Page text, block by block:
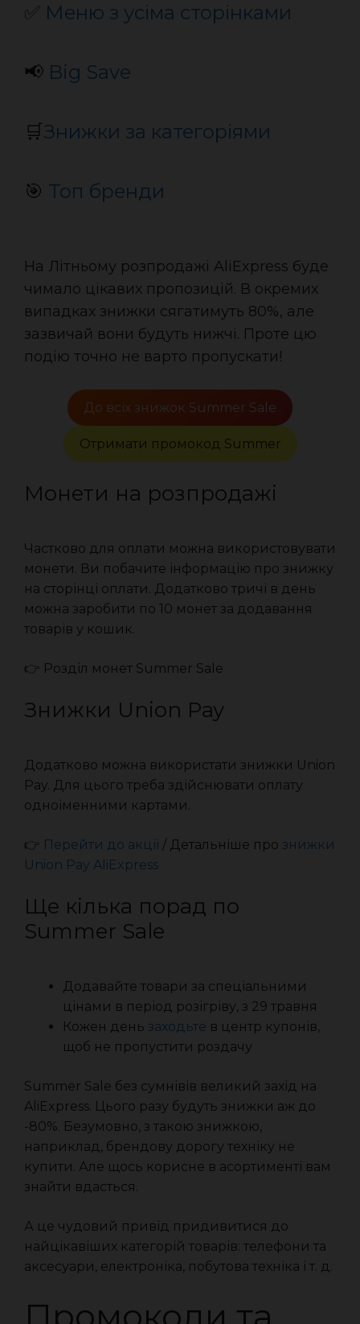
✅ Меню з усіма сторінками
📢 Big Save
🛒Знижки за категоріями
🎯 Топ бренди
На Літньому розпродажі AliExpress буде
чимало цікавих пропозицій. В окремих
випадках знижки сягатимуть 80%, але
зазвичай вони будуть нижчі. Проте цю
подію точно не варто пропускати!
До всіх знижок Summer Sale
Отримати промокод Summer
Монети на розпродажі
Частково для оплати можна використовувати
монети. Ви побачите інформацію про знижку
на сторінці оплати. Додатково тричі в день
можна заробити по 10 монет за додавання
товарів у кошик.
👉 Розділ монет Summer Sale
Знижки Union Pay
Додатково можна використати знижки Union
Pay. Для цього треба здійснювати оплату
одноіменними картами.
👉 Перейти до акції / Детальніше про знижки
Union Pay AliExpress
Ще кілька порад по
Summer Sale
Додавайте товари за спеціальними
цінами в період розігріву, з 29 травня
Кожен день заходьте в центр купонів,
щоб не пропустити роздачу
Summer Sale без сумнівів великий захід на
AliExpress. Цього разу будуть знижки аж до
-80%. Безумовно, з такою знижкою,
наприклад, брендову дорогу техніку не
купити. Але щось корисне в асортименті вам
знайти вдасться.
А це чудовий привід придивитися до
найцікавіших категорій товарів: телефони та
аксесуари, електроніка, побутова техніка і т. д.